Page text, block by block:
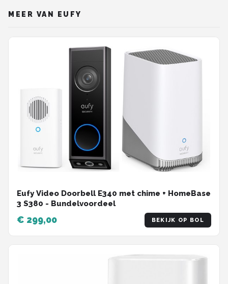
MEER VAN EUFY
Eufy Video Doorbell E340 met chime + HomeBase
3 S380 - Bundelvoordeel
€ 299,00 BEKIJK OP BOL